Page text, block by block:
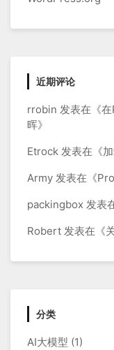
近期评论
rrobin 发表在《
晖》
Etrock 发表在《
Army 发表在《
packingbox 发表
Robert 发表在《
分类
AI大模型 (1)